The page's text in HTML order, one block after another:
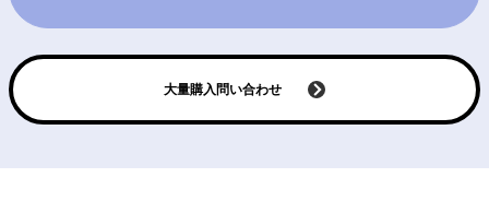
大量購入問い合わせ